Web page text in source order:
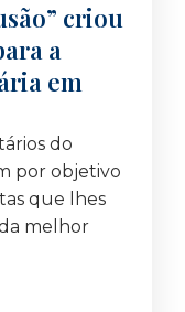
criou
a
em
do
por objetivo
que lhes
melhor